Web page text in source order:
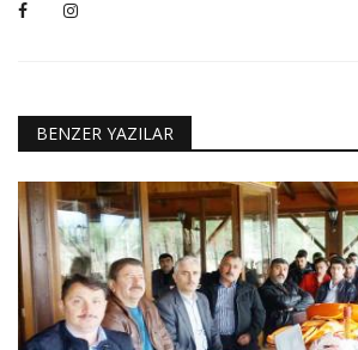
BENZER YAZILAR